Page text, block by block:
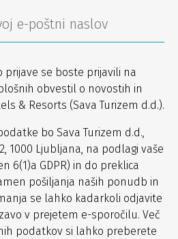
prijave se boste prijavili na
obvestil o novostih in
& Resorts (Sava Turizem d.d.).
bo Sava Turizem d.d.,
1000 Ljubljana, na podlagi vaše
6(1)a GDPR) in do preklica
pošiljanja naših ponudb in
se lahko kadarkoli odjavite
v prejetem e-sporočilu. Več
podatkov si lahko preberete